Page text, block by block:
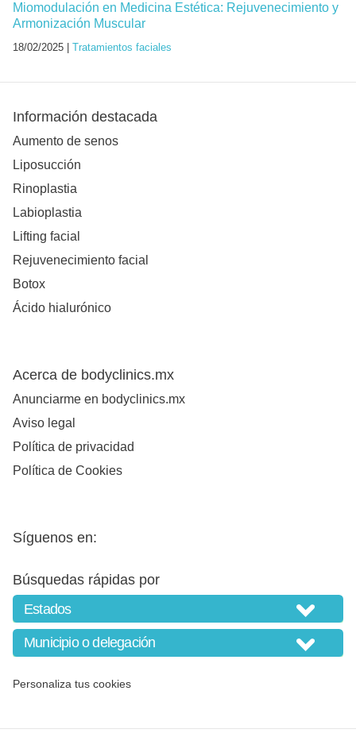
Miomodulación en Medicina Estética: Rejuvenecimiento y
Armonización Muscular
18/02/2025 | Tratamientos faciales
Información destacada
Aumento de senos
Liposucción
Rinoplastia
Labioplastia
Lifting facial
Rejuvenecimiento facial
Botox
Ácido hialurónico
Acerca de bodyclinics.mx
Anunciarme en bodyclinics.mx
Aviso legal
Política de privacidad
Política de Cookies
Síguenos en:
Búsquedas rápidas por
Personaliza tus cookies